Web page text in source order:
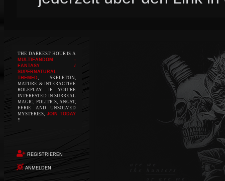
THE DARKEST HOUR IS A
MULTIFANDOM -
FANTASY /
SUPERNATURAL
THEMED, SKELETON,
MATURE & INTERACTIVE
ROLEPLAY. IF YOU’RE
INTERESTED IN SURREAL
MAGIC, POLITICS, ANGST,
EERIE AND UNSOLVED
MYSTERIES, JOIN TODAY
!!
REGISTRIEREN
ANMELDEN